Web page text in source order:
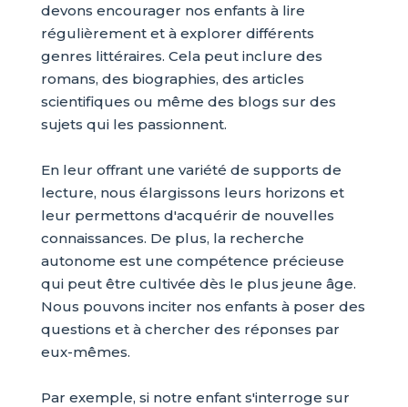
devons encourager nos enfants à lire
régulièrement et à explorer différents
genres littéraires. Cela peut inclure des
romans, des biographies, des articles
scientifiques ou même des blogs sur des
sujets qui les passionnent.
En leur offrant une variété de supports de
lecture, nous élargissons leurs horizons et
leur permettons d'acquérir de nouvelles
connaissances. De plus, la recherche
autonome est une compétence précieuse
qui peut être cultivée dès le plus jeune âge.
Nous pouvons inciter nos enfants à poser des
questions et à chercher des réponses par
eux-mêmes.
Par exemple, si notre enfant s'interroge sur